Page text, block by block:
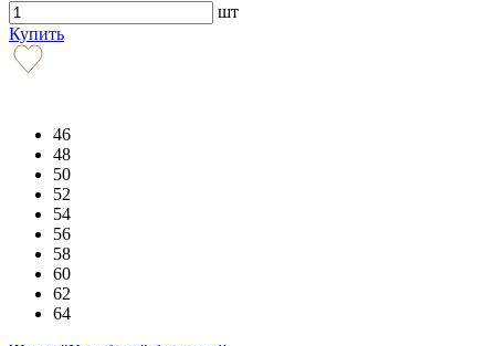
шт
Купить
46
48
50
52
54
56
58
60
62
64